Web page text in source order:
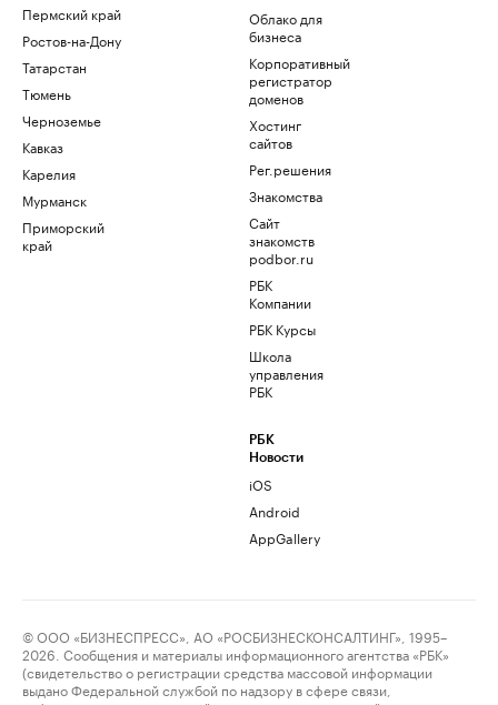
Пермский край
Ростов-на-Дону
Татарстан
Тюмень
Черноземье
Кавказ
Карелия
Мурманск
Приморский
край
Облако для
бизнеса
Корпоративный
регистратор
доменов
Хостинг
сайтов
Рег.решения
Знакомства
Сайт
знакомств
podbor.ru
РБК
Компании
РБК Курсы
Школа
управления
РБК
РБК
Новости
iOS
Android
AppGallery
© ООО «БИЗНЕСПРЕСС», АО «РОСБИЗНЕСКОНСАЛТИНГ», 1995–
2026. Сообщения и материалы информационного агентства «РБК»
(свидетельство о регистрации средства массовой информации
выдано Федеральной службой по надзору в сфере связи,